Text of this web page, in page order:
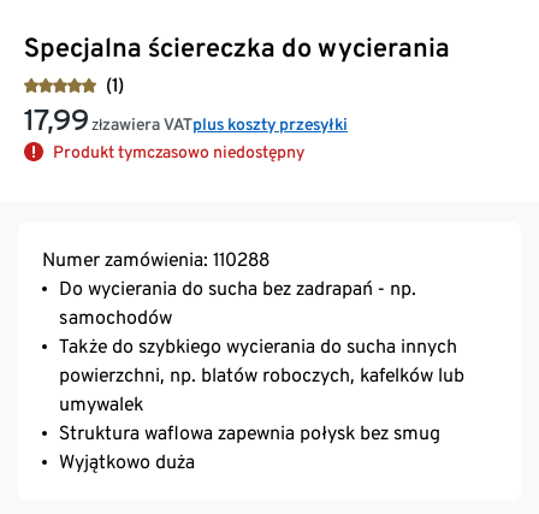
Specjalna ściereczka do wycierania
(1)
17,99 złzawiera VATplus koszty przesyłki
Produkt tymczasowo niedostępny
Numer zamówienia: 110288
Do wycierania do sucha bez zadrapań - np.
samochodów
Także do szybkiego wycierania do sucha innych
powierzchni, np. blatów roboczych, kafelków lub
umywalek
Struktura waflowa zapewnia połysk bez smug
Wyjątkowo duża